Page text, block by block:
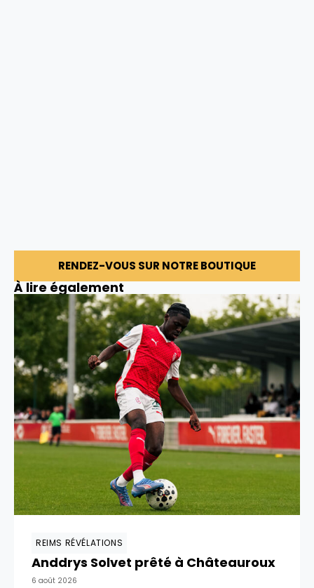
RENDEZ-VOUS SUR NOTRE BOUTIQUE
À lire également
REIMS RÉVÉLATIONS
Anddrys Solvet prêté à Châteauroux
6 août 2026